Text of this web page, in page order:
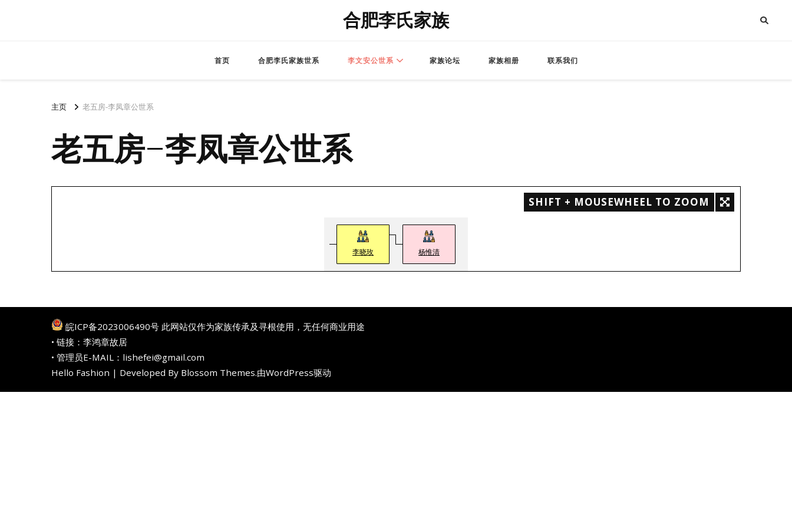
合肥李氏家族
首页 合肥李氏家族世系 李文安公世系 家族论坛 家族相册 联系我们
主页 老五房-李凤章公世系
老五房-李凤章公世系
SHIFT + MOUSEWHEEL TO ZOOM
李晓玫 杨惟清
皖ICP备2023006490号 此网站仅作为家族传承及寻根使用，无任何商业用途
• 链接： 李鸿章故居
• 管理员E-MAIL：lishefei@gmail.com
Hello Fashion | Developed By Blossom Themes.由WordPress驱动